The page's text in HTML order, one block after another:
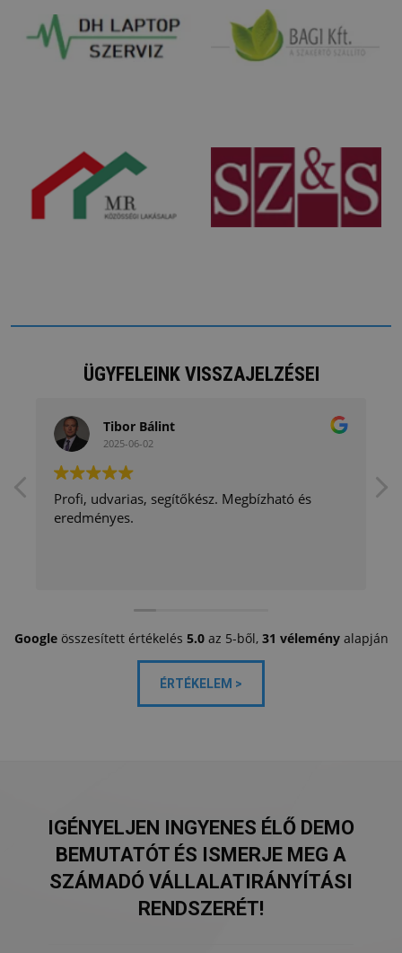
ÜGYFELEINK VISSZAJELZÉSEI
Tibor Bálint
2025-06-02
Profi, udvarias, segítőkész. Megbízható és
eredményes.
Googleösszesített értékelés 5.0az 5-ből, 31 véleményalapján
ÉRTÉKELEM >
IGÉNYELJEN INGYENES ÉLŐ DEMO
BEMUTATÓT ÉS ISMERJE MEG A
SZÁMADÓ VÁLLALATIRÁNYÍTÁSI
RENDSZERÉT!